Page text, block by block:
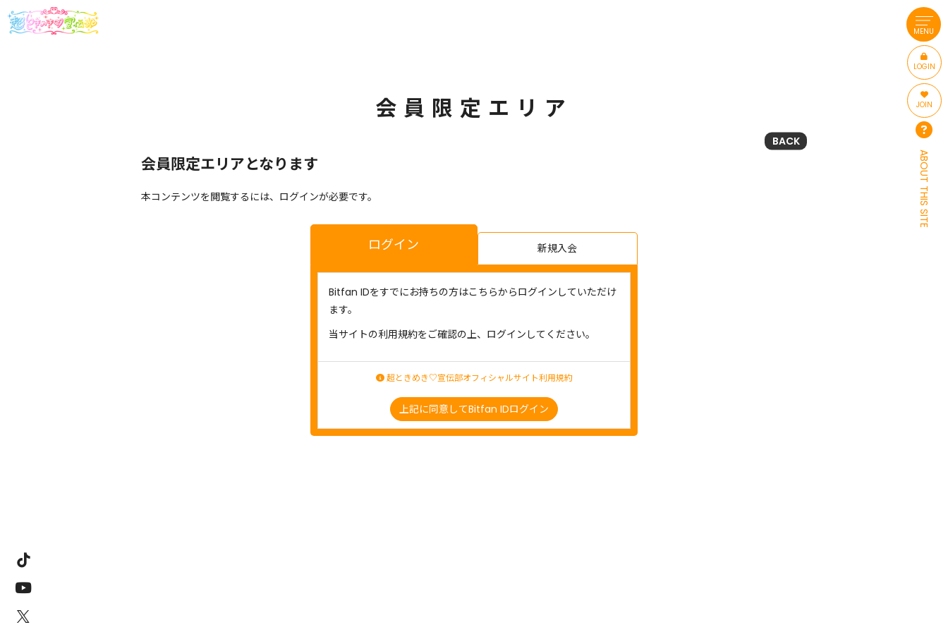
MENU
LOGIN
JOIN
ABOUT THIS SITE
会員限定エリア
BACK
会員限定エリアとなります
本コンテンツを閲覧するには、ログインが必要です。
ログイン 新規入会
Bitfan IDをすでにお持ちの方はこちらからログインしていただけ
ます。
当サイトの利用規約をご確認の上、ログインしてください。
超ときめき♡宣伝部オフィシャルサイト利用規約
上記に同意してBitfan IDログイン